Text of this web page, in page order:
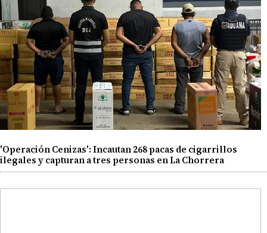
'Operación Cenizas': Incautan 268 pacas de cigarrillos
ilegales y capturan a tres personas en La Chorrera